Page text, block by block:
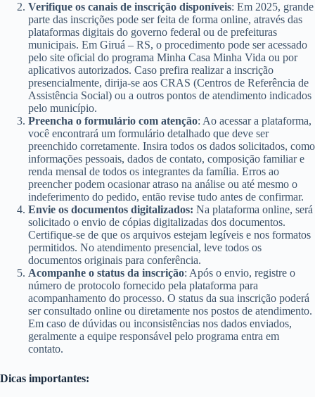
Verifique os canais de inscrição disponíveis: Em 2025, grande
parte das inscrições pode ser feita de forma online, através das
plataformas digitais do governo federal ou de prefeituras
municipais. Em Giruá – RS, o procedimento pode ser acessado
pelo site oficial do programa Minha Casa Minha Vida ou por
aplicativos autorizados. Caso prefira realizar a inscrição
presencialmente, dirija-se aos CRAS (Centros de Referência de
Assistência Social) ou a outros pontos de atendimento indicados
pelo município.
Preencha o formulário com atenção: Ao acessar a plataforma,
você encontrará um formulário detalhado que deve ser
preenchido corretamente. Insira todos os dados solicitados, como
informações pessoais, dados de contato, composição familiar e
renda mensal de todos os integrantes da família. Erros ao
preencher podem ocasionar atraso na análise ou até mesmo o
indeferimento do pedido, então revise tudo antes de confirmar.
Envie os documentos digitalizados: Na plataforma online, será
solicitado o envio de cópias digitalizadas dos documentos.
Certifique-se de que os arquivos estejam legíveis e nos formatos
permitidos. No atendimento presencial, leve todos os
documentos originais para conferência.
Acompanhe o status da inscrição: Após o envio, registre o
número de protocolo fornecido pela plataforma para
acompanhamento do processo. O status da sua inscrição poderá
ser consultado online ou diretamente nos postos de atendimento.
Em caso de dúvidas ou inconsistências nos dados enviados,
geralmente a equipe responsável pelo programa entra em
contato.
Dicas importantes: